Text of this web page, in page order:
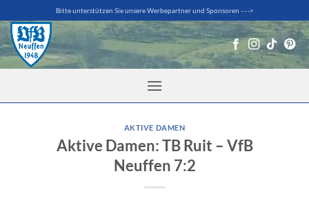
Inhalt
springen
Bitte unterstützen Sie unsere Werbepartner und Sponsoren - - ->
AKTIVE DAMEN
Aktive Damen: TB Ruit – VfB
Neuffen 7:2